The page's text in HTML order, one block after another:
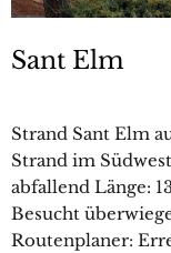
Sant Elm
Strand Sant Elm
Strand im
abfallend Länge:
Besucht
Routenplaner: